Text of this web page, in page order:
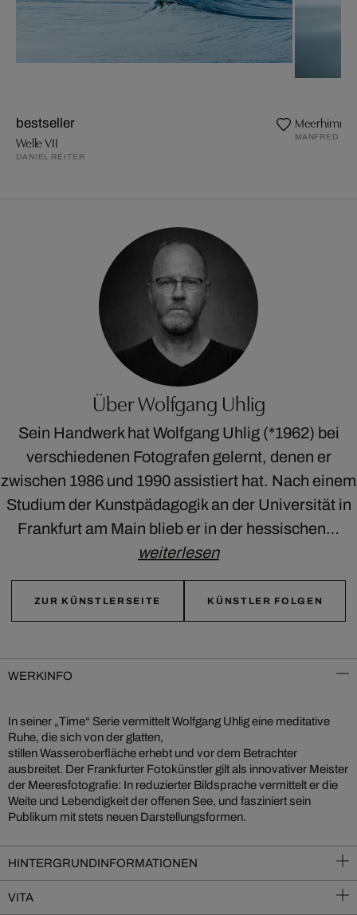
bestseller
Welle VII
DANIEL REITER
MANFRED
Über Wolfgang Uhlig
Sein Handwerk hat Wolfgang Uhlig (*1962) bei
verschiedenen Fotografen gelernt, denen er
zwischen 1986 und 1990 assistiert hat. Nach einem
Studium der Kunstpädagogik an der Universität in
Frankfurt am Main blieb er in der hessischen…
weiterlesen
ZUR KÜNSTLERSEITE KÜNSTLER FOLGEN
WERKINFO
In seiner „Time“ Serie vermittelt Wolfgang Uhlig eine meditative
Ruhe, die sich von der glatten,
stillen Wasseroberfläche erhebt und vor dem Betrachter
ausbreitet. Der Frankfurter Fotokünstler gilt als innovativer Meister
der Meeresfotografie: In reduzierter Bildsprache vermittelt er die
Weite und Lebendigkeit der offenen See, und fasziniert sein
Publikum mit stets neuen Darstellungsformen.
HINTERGRUNDINFORMATIONEN
VITA